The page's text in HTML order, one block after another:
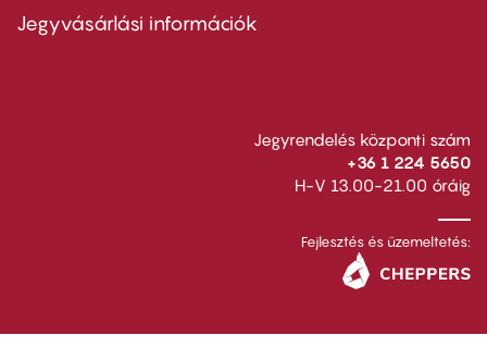
second
Jegyvásárlási információk
Jegyrendelés központi szám
+36 1 224 5650
H-V 13.00-21.00 óráig
Fejlesztés és üzemeltetés: